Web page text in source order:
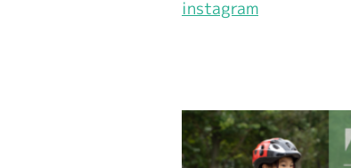
instagram